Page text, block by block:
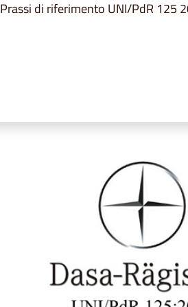
Prassi di riferimento UNI/PdR 125